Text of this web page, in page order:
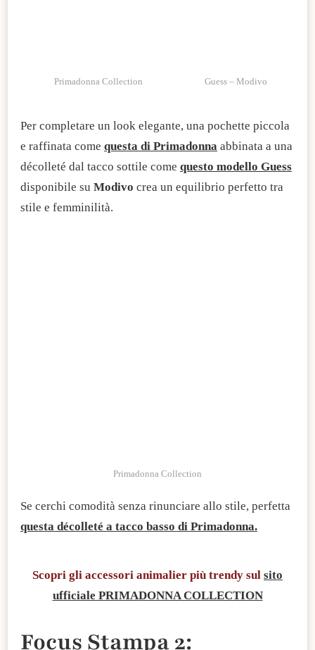
Primadonna Collection Guess – Modivo
Per completare un look elegante, una pochette piccola
e raffinata come questa di Primadonna abbinata a una
décolleté dal tacco sottile come questo modello Guess
disponibile su Modivo crea un equilibrio perfetto tra
stile e femminilità.
Primadonna Collection
Se cerchi comodità senza rinunciare allo stile, perfetta
questa décolleté a tacco basso di Primadonna.
Scopri gli accessori animalier più trendy sul sito
ufficiale PRIMADONNA COLLECTION
Focus Stampa 2: